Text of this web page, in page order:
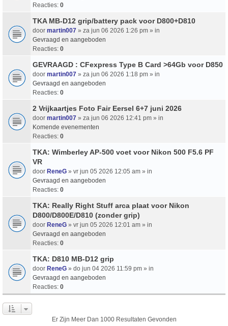
Reacties: 0
TKA MB-D12 grip/battery pack voor D800+D810
door martin007 » za jun 06 2026 1:26 pm » in
Gevraagd en aangeboden
Reacties: 0
GEVRAAGD : CFexpress Type B Card >64Gb voor D850
door martin007 » za jun 06 2026 1:18 pm » in
Gevraagd en aangeboden
Reacties: 0
2 Vrijkaartjes Foto Fair Eersel 6+7 juni 2026
door martin007 » za jun 06 2026 12:41 pm » in
Komende evenementen
Reacties: 0
TKA: Wimberley AP-500 voet voor Nikon 500 F5.6 PF
VR
door ReneG » vr jun 05 2026 12:05 am » in
Gevraagd en aangeboden
Reacties: 0
TKA: Really Right Stuff arca plaat voor Nikon
D800/D800E/D810 (zonder grip)
door ReneG » vr jun 05 2026 12:01 am » in
Gevraagd en aangeboden
Reacties: 0
TKA: D810 MB-D12 grip
door ReneG » do jun 04 2026 11:59 pm » in
Gevraagd en aangeboden
Reacties: 0
Er Zijn Meer Dan 1000 Resultaten Gevonden